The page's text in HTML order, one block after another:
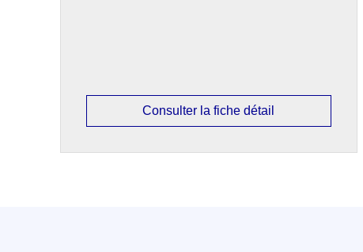
Consulter la fiche détail